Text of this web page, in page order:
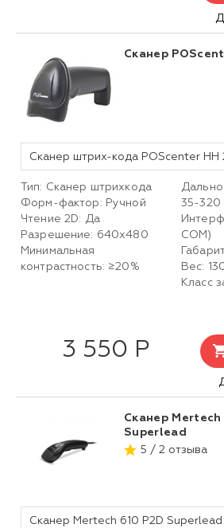
Сканер
Тип: Сканер штрихкода
Форм-фактор: Ручной
Чтение 2D: Да
Разрешение: 640х480
Минимальная
контрастность: ≥20%
35-320
COM)
Вес:
Класс
3 550 Р
Сканер Mertech
Superlead
5 / 2 отзыва
Сканер Mertech 610 P2D Superlead